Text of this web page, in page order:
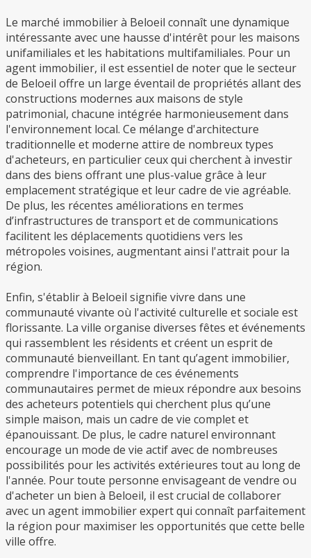
Le marché immobilier à Beloeil connaît une dynamique
intéressante avec une hausse d'intérêt pour les maisons
unifamiliales et les habitations multifamiliales. Pour un
agent immobilier, il est essentiel de noter que le secteur
de Beloeil offre un large éventail de propriétés allant des
constructions modernes aux maisons de style
patrimonial, chacune intégrée harmonieusement dans
l'environnement local. Ce mélange d'architecture
traditionnelle et moderne attire de nombreux types
d'acheteurs, en particulier ceux qui cherchent à investir
dans des biens offrant une plus-value grâce à leur
emplacement stratégique et leur cadre de vie agréable.
De plus, les récentes améliorations en termes
d’infrastructures de transport et de communications
facilitent les déplacements quotidiens vers les
métropoles voisines, augmentant ainsi l'attrait pour la
région.
Enfin, s'établir à Beloeil signifie vivre dans une
communauté vivante où l'activité culturelle et sociale est
florissante. La ville organise diverses fêtes et événements
qui rassemblent les résidents et créent un esprit de
communauté bienveillant. En tant qu’agent immobilier,
comprendre l'importance de ces événements
communautaires permet de mieux répondre aux besoins
des acheteurs potentiels qui cherchent plus qu’une
simple maison, mais un cadre de vie complet et
épanouissant. De plus, le cadre naturel environnant
encourage un mode de vie actif avec de nombreuses
possibilités pour les activités extérieures tout au long de
l'année. Pour toute personne envisageant de vendre ou
d'acheter un bien à Beloeil, il est crucial de collaborer
avec un agent immobilier expert qui connaît parfaitement
la région pour maximiser les opportunités que cette belle
ville offre.